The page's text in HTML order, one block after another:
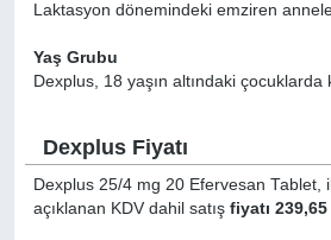
Laktasyon dönemindeki emziren
Yaş Grubu
Dexplus, 18 yaşın altındaki
Dexplus Fiyatı
Dexplus 25/4 mg 20 Efervesan Tablet,
açıklanan KDV dahil satışfiyatı